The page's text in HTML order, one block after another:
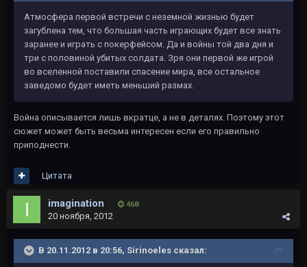
Атмосфера первой встречи с неземной жизнью будет
загублена тем, что большая часть играющих будет все знать
заранее и играть с покерфейсом. Да и войны той два дня и
три с половиной убитых солдата. Зря они первой же игрой
во вселенной поставили спасение мира, все остальное
заведомо будет иметь меньший размах.
Война описывается лишь вкратце, а не в деталях. Поэтому этот
сюжет может быть весьма интересен если его правильно
приподнести.
Цитата
imagination 468
20 ноября, 2012
В 20.11.2012 в 20:56, Sirinoeles сказал: